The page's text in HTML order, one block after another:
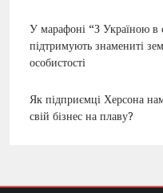
У марафоні “З Україною в
підтримують знамениті
особистості
Як підприємці Херсона
свій бізнес на плаву?